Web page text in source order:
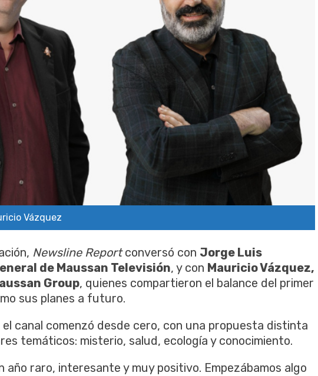
Vázquez
Newsline Reportconversó con Jorge Luis
de Maussan Televisión, y con Mauricio Vázquez,
Group, quienes compartieron el balance del primer
sus planes a futuro.
canal comenzó desde cero, con una propuesta distinta
temáticos: misterio, salud, ecología y conocimiento.
año raro, interesante y muy positivo. Empezábamos algo